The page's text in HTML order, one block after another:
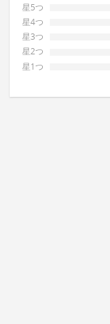
星5つ
星4つ
星3つ
星2つ
星1つ